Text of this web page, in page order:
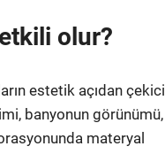
olur?
estetik açıdan çekici
banyonun görünümü,
materyal